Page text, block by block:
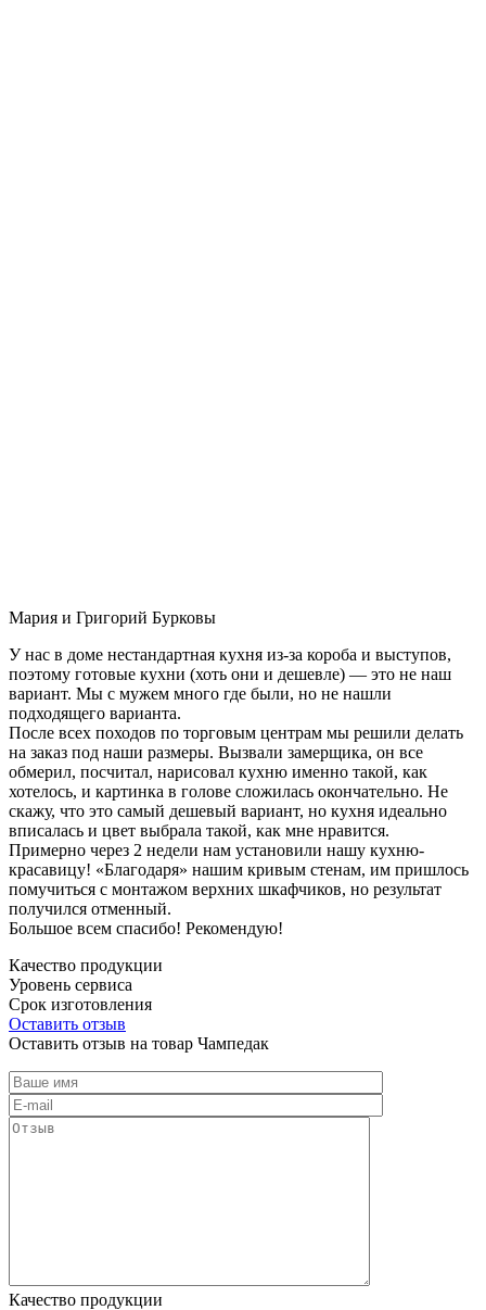
Мария и Григорий Бурковы
У нас в доме нестандартная кухня из-за короба и выступов,
поэтому готовые кухни (хоть они и дешевле) — это не наш
вариант. Мы с мужем много где были, но не нашли
подходящего варианта.
После всех походов по торговым центрам мы решили делать
на заказ под наши размеры. Вызвали замерщика, он все
обмерил, посчитал, нарисовал кухню именно такой, как
хотелось, и картинка в голове сложилась окончательно. Не
скажу, что это самый дешевый вариант, но кухня идеально
вписалась и цвет выбрала такой, как мне нравится.
Примерно через 2 недели нам установили нашу кухню-
красавицу! «Благодаря» нашим кривым стенам, им пришлось
помучиться с монтажом верхних шкафчиков, но результат
получился отменный.
Большое всем спасибо! Рекомендую!
Качество продукции
Уровень сервиса
Срок изготовления
Оставить отзыв
Оставить отзыв на товар Чампедак
Качество продукции